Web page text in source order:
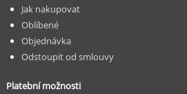
Jak nakupovat
Oblíbené
Objednávka
Odstoupit od smlouvy
Platební možnosti